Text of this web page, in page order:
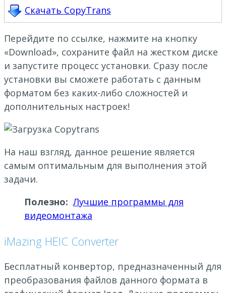
Скачать CopyTrans
Перейдите по ссылке, нажмите на кнопку
«Download», сохраните файл на жестком диске
и запустите процесс установки. Сразу после
установки вы сможете работать с данным
форматом без каких-либо сложностей и
дополнительных настроек!
На наш взгляд, данное решение является
самым оптимальным для выполнения этой
задачи.
Полезно: Лучшие программы для
видеомонтажа
iMazing HEIC Converter
Бесплатный конвертор, предназначенный для
преобразования файлов данного формата в